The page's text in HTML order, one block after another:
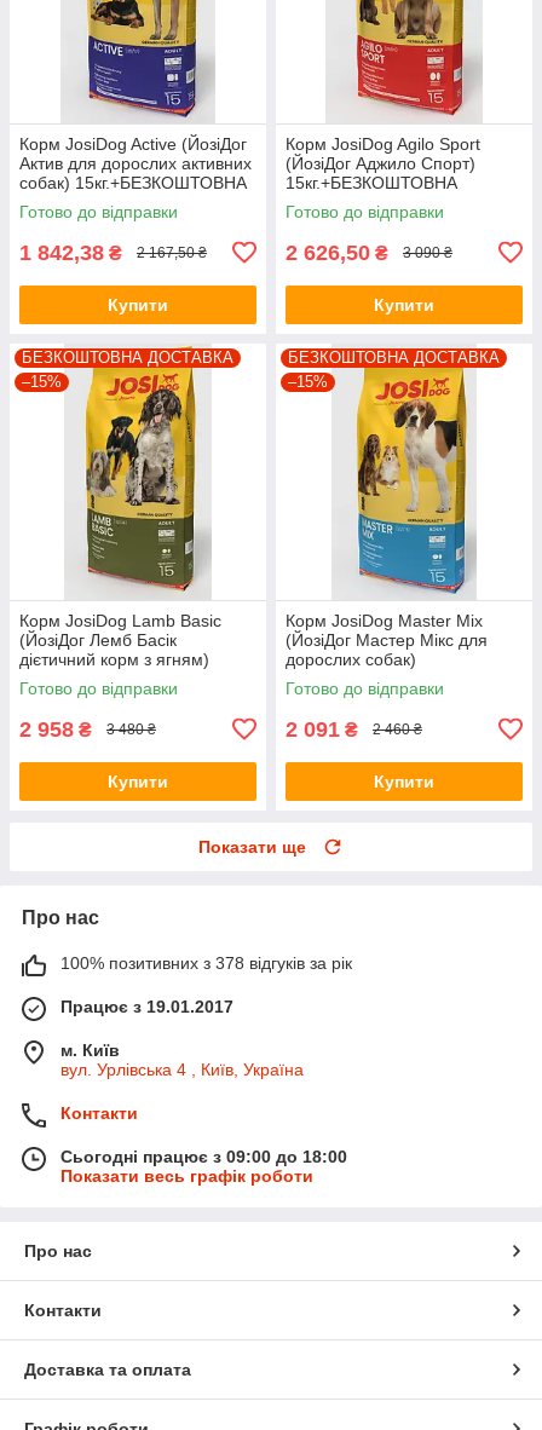
Корм JosiDog Active (ЙозіДог
Актив для дорослих активних
собак) 15кг.+БЕЗКОШТОВНА
ДОСТАВКА!
Готово до відправки
1 842,38 ₴ 2 167,50 ₴
Купити
Корм JosiDog Agilo Sport
(ЙозіДог Аджило Спорт)
15кг.+БЕЗКОШТОВНА
ДОСТАВКА!
Готово до відправки
2 626,50 ₴ 3 090 ₴
Купити
БЕЗКОШТОВНА ДОСТАВКА
–15%
Корм JosiDog Lamb Basic
(ЙозіДог Лемб Басік
дієтичний корм з ягням)
15кг.+БЕЗКОШТОВНА
ДОСТАВКА!
Готово до відправки
2 958 ₴ 3 480 ₴
Купити
БЕЗКОШТОВНА ДОСТАВКА
–15%
Корм JosiDog Master Mix
(ЙозіДог Мастер Мікс для
дорослих собак)
15кг.+БЕЗКОШТОВНА
ДОСТАВКА!
Готово до відправки
2 091 ₴ 2 460 ₴
Купити
Показати ще
Про нас
100% позитивних з 378 відгуків за рік
Працює з 19.01.2017
м. Київ
вул. Урлівська 4 , Київ, Україна
Контакти
Сьогодні працює з 09:00 до 18:00
Показати весь графік роботи
Про нас
Контакти
Доставка та оплата